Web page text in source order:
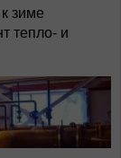
зиме
тепло- и